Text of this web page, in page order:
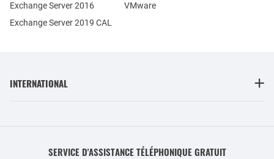
Exchange Server 2016
Exchange Server 2019 CAL
VMware
INTERNATIONAL
SERVICE D'ASSISTANCE TÉLÉPHONIQUE GRATUIT